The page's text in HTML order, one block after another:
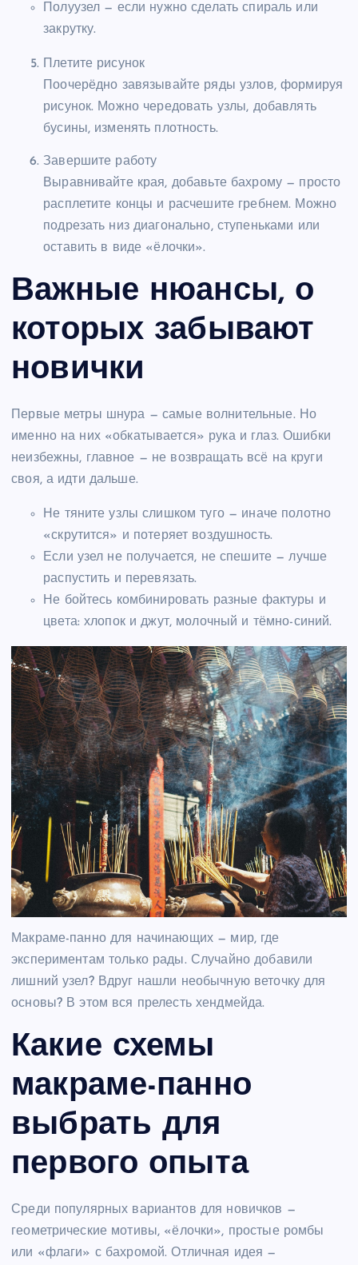
Полуузел — если нужно сделать спираль или
закрутку.
Плетите рисунок
Поочерёдно завязывайте ряды узлов, формируя
рисунок. Можно чередовать узлы, добавлять
бусины, изменять плотность.
Завершите работу
Выравнивайте края, добавьте бахрому — просто
расплетите концы и расчешите гребнем. Можно
подрезать низ диагонально, ступеньками или
оставить в виде «ёлочки».
Важные нюансы, о
которых забывают
новички
Первые метры шнура — самые волнительные. Но
именно на них «обкатывается» рука и глаз. Ошибки
неизбежны, главное — не возвращать всё на круги
своя, а идти дальше.
Не тяните узлы слишком туго — иначе полотно
«скрутится» и потеряет воздушность.
Если узел не получается, не спешите — лучше
распустить и перевязать.
Не бойтесь комбинировать разные фактуры и
цвета: хлопок и джут, молочный и тёмно-синий.
Макраме-панно для начинающих — мир, где
экспериментам только рады. Случайно добавили
лишний узел? Вдруг нашли необычную веточку для
основы? В этом вся прелесть хендмейда.
Какие схемы
макраме-панно
выбрать для
первого опыта
Среди популярных вариантов для новичков —
геометрические мотивы, «ёлочки», простые ромбы
или «флаги» с бахромой. Отличная идея —